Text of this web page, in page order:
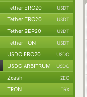
Tether ERC20 USDT
Tether TRC20 USDT
Tether BEP20 USDT
Tether TON USDT
USDC ERC20 USDC
USDC ARBITRUM USDC
Zcash ZEC
TRON TRX